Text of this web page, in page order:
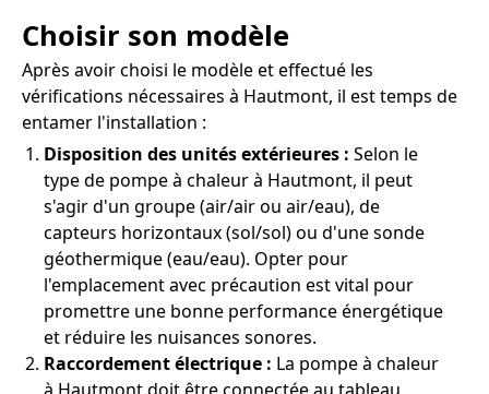
Choisir son modèle
Après avoir choisi le modèle et effectué les
vérifications nécessaires à Hautmont, il est temps de
entamer l'installation :
Disposition des unités extérieures : Selon le
type de pompe à chaleur à Hautmont, il peut
s'agir d'un groupe (air/air ou air/eau), de
capteurs horizontaux (sol/sol) ou d'une sonde
géothermique (eau/eau). Opter pour
l'emplacement avec précaution est vital pour
promettre une bonne performance énergétique
et réduire les nuisances sonores.
Raccordement électrique : La pompe à chaleur
à Hautmont doit être connectée au tableau